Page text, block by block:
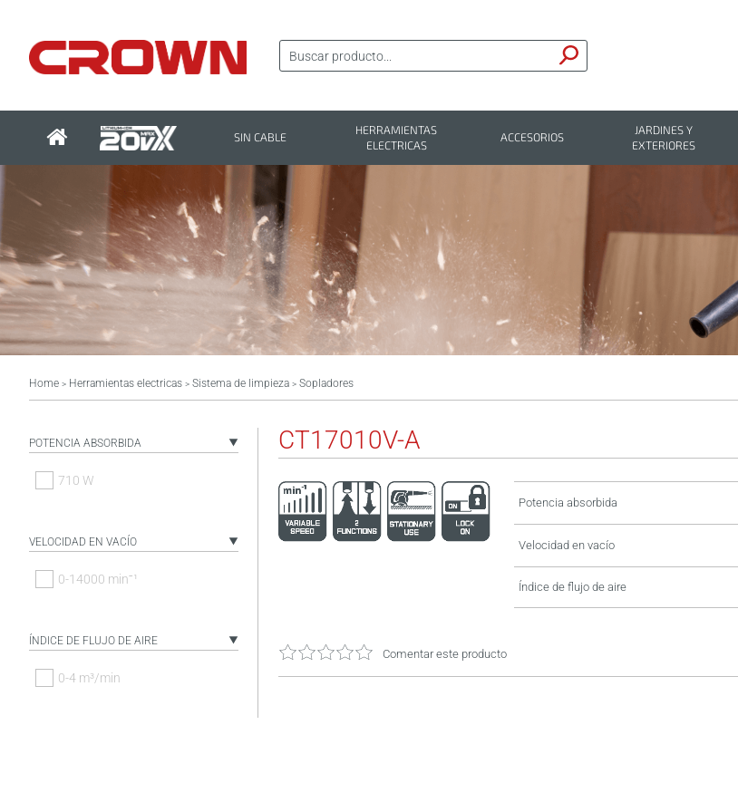
SIN CABLE
HERRAMIENTAS
ELECTRICAS
ACCESORIOS
JARDINES Y
EXTERIORES
Home > Herramientas electricas > Sistema de limpieza > Sopladores
POTENCIA ABSORBIDA
710 W
VELOCIDAD EN VACÍO
0-14000 minˉ¹
ÍNDICE DE FLUJO DE AIRE
0-4 m³/min
CT17010V-A
Potencia absorbida
Velocidad en vacío
Índice de flujo de aire
Comentar este producto